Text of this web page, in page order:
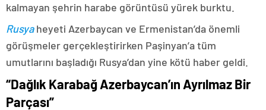
kalmayan şehrin harabe görüntüsü yürek burktu.
Rusyaheyeti Azerbaycan ve Ermenistan’da önemli
görüşmeler gerçekleştirirken Paşinyan’a tüm
umutlarını başladığı Rusya’dan yine kötü haber geldi.
“Dağlık Karabağ Azerbaycan’ın Ayrılmaz Bir
Parçası”